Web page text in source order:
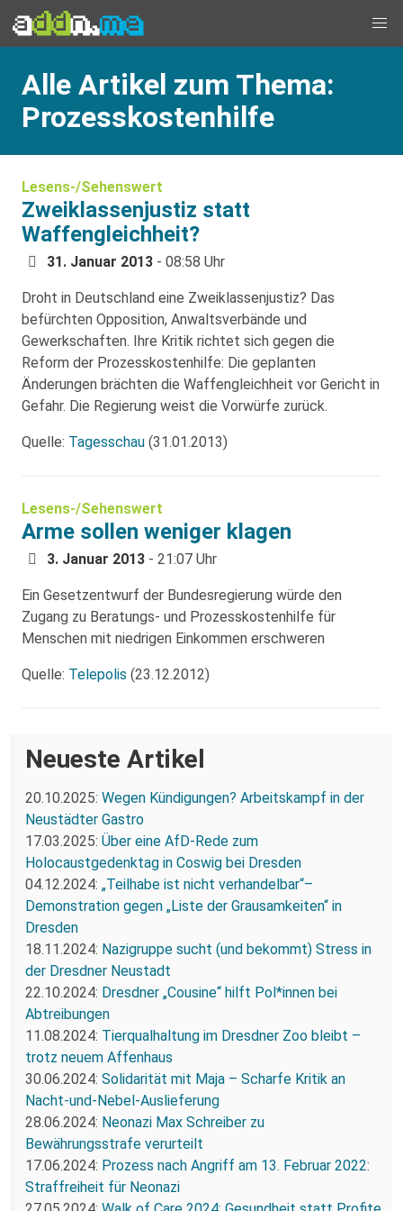
Alle Artikel zum Thema:
Prozesskostenhilfe
Lesens-/Sehenswert
Zweiklassenjustiz statt
Waffengleichheit?
31. Januar 2013 - 08:58 Uhr
Droht in Deutschland eine Zweiklassenjustiz? Das
befürchten Opposition, Anwaltsverbände und
Gewerkschaften. Ihre Kritik richtet sich gegen die
Reform der Prozesskostenhilfe: Die geplanten
Änderungen brächten die Waffengleichheit vor Gericht in
Gefahr. Die Regierung weist die Vorwürfe zurück.
Quelle: Tagesschau (31.01.2013)
Lesens-/Sehenswert
Arme sollen weniger klagen
3. Januar 2013 - 21:07 Uhr
Ein Gesetzentwurf der Bundesregierung würde den
Zugang zu Beratungs- und Prozesskostenhilfe für
Menschen mit niedrigen Einkommen erschweren
Quelle: Telepolis (23.12.2012)
Neueste Artikel
20.10.2025: Wegen Kündigungen? Arbeitskampf in der
Neustädter Gastro
17.03.2025: Über eine AfD-Rede zum
Holocaustgedenktag in Coswig bei Dresden
04.12.2024: „Teilhabe ist nicht verhandelbar“–
Demonstration gegen „Liste der Grausamkeiten“ in
Dresden
18.11.2024: Nazigruppe sucht (und bekommt) Stress in
der Dresdner Neustadt
22.10.2024: Dresdner „Cousine“ hilft Pol*innen bei
Abtreibungen
11.08.2024: Tierqualhaltung im Dresdner Zoo bleibt –
trotz neuem Affenhaus
30.06.2024: Solidarität mit Maja – Scharfe Kritik an
Nacht-und-Nebel-Auslieferung
28.06.2024: Neonazi Max Schreiber zu
Bewährungsstrafe verurteilt
17.06.2024: Prozess nach Angriff am 13. Februar 2022:
Straffreiheit für Neonazi